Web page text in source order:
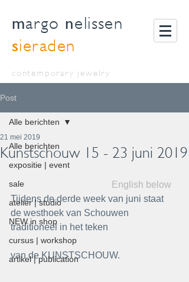
margo nelissen
sieraden
contemporary jewelry
Post
Alle berichten
expositie | event
sale
atelier | studio
NEW in shop
cursus | workshop
artikel | publication
Alle berichten
Kunstschouw 15 - 23 juni 2019
21 mei 2019
English below
Tijdens de derde week van juni staat
de westhoek van Schouwen
traditioneel in het teken
van de KUNSTSCHOUW.